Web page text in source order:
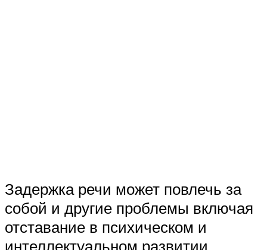
Задержка речи может повлечь за
собой и другие проблемы включая
отставание в психическом и
интеллектуальном развитии.